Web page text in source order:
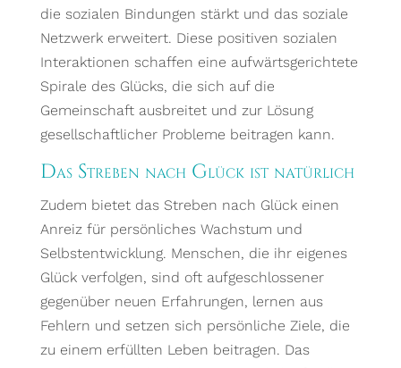
die sozialen Bindungen stärkt und das soziale
Netzwerk erweitert. Diese positiven sozialen
Interaktionen schaffen eine aufwärtsgerichtete
Spirale des Glücks, die sich auf die
Gemeinschaft ausbreitet und zur Lösung
gesellschaftlicher Probleme beitragen kann.
Das Streben nach Glück ist natürlich
Zudem bietet das Streben nach Glück einen
Anreiz für persönliches Wachstum und
Selbstentwicklung. Menschen, die ihr eigenes
Glück verfolgen, sind oft aufgeschlossener
gegenüber neuen Erfahrungen, lernen aus
Fehlern und setzen sich persönliche Ziele, die
zu einem erfüllten Leben beitragen. Das